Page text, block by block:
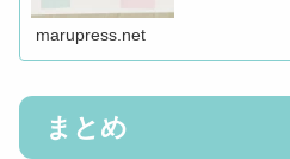
marupress.net
まとめ